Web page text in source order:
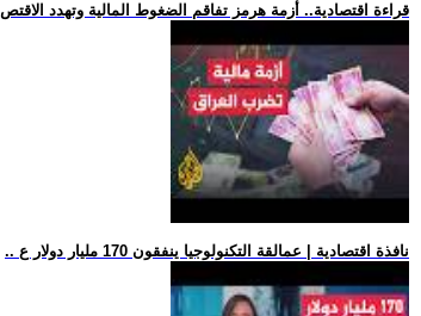
.. قراءة اقتصادية.. أزمة هرمز تفاقم الضغوط المالية وتهدد الاقتص
.. نافذة اقتصادية | عمالقة التكنولوجيا ينفقون 170 مليار دولار ع